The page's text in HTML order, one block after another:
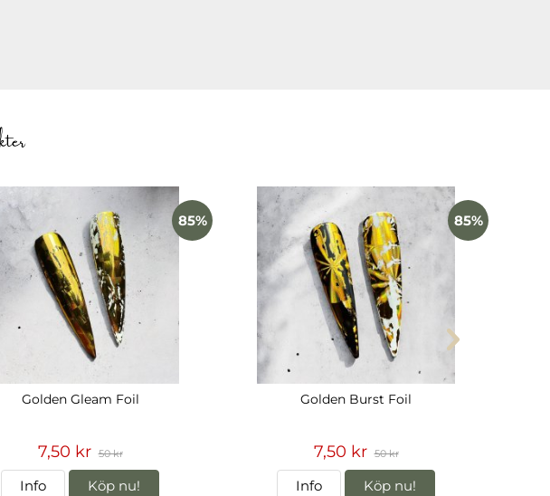
organiserade och enkla att arbeta med
85%
Golden Gleam Foil
7,50 kr 50 kr
Info Köp nu!
85%
Golden Burst Foil
7,50 kr 50 kr
Info Köp nu!